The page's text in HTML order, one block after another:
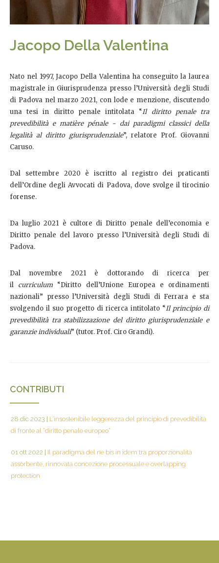
Jacopo Della Valentina
Nato nel 1997, Jacopo Della Valentina ha conseguito la laurea
magistrale in Giurisprudenza presso l’Università degli Studi
di Padova nel marzo 2021, con lode e menzione, discutendo
una tesi in diritto penale intitolata “Il diritto penale tra
prevedibilità e matière pénale - dai paradigmi classici della
legalità al diritto giurisprudenziale”, relatore Prof. Giovanni
Caruso.
Dal settembre 2020 è iscritto al registro dei praticanti
dell’Ordine degli Avvocati di Padova, dove svolge il tirocinio
forense.
Da luglio 2021 è cultore di Diritto penale dell’economia e
Diritto penale del lavoro presso l’Università degli Studi di
Padova.
Dal novembre 2021 è dottorando di ricerca per
il curriculum “Diritto dell’Unione Europea e ordinamenti
nazionali” presso l’Università degli Studi di Ferrara e sta
svolgendo il suo progetto di ricerca intitolato “Il principio di
prevedibilità tra stabilizzazione del diritto giurisprudenziale e
garanzie individuali” (tutor. Prof. Ciro Grandi).
CONTRIBUTI
28 dic 2023
L’insostenibile leggerezza del principio di prevedibilità
di fronte al “diritto penale europeo”
01 ott 2022
Il paradigma del ne bis in idem tra proporzionalità
assorbente, rinnovata concezione processuale e overlapping
protection